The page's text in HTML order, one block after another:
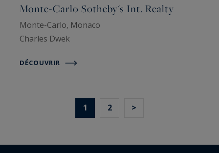
Monte-Carlo Sotheby's Int. Realty
Monte-Carlo, Monaco
Charles Dwek
DÉCOUVRIR
1 2 >